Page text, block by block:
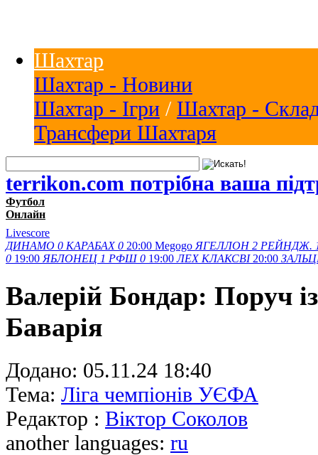
Шахтар
Шахтар - Новини
Шахтар - Ігри / Шахтар -
Трансфери Шахтаря
terrikon.com потрібна ваша
Футбол
Онлайн
Livescore
ДИНАМО 0 КАРАБАХ 0 20:00 Megogo ЯГЕЛЛОН 2 РЕЙНДЖ.
0 19:00 ЯБЛОНЕЦ 1 РФШ 0 19:00 ЛЕХ КЛАКСВІ 20:00
Валерій Бондар: Поруч
Баварія
Додано: 05.11.24 18:40
Тема: Ліга чемпіонів УЄФА
Редактор : Віктор Соколов
another languages: ru